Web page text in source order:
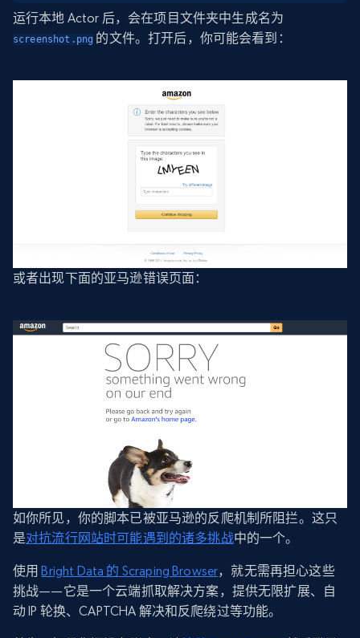
运行本地 Actor 后，会在项目文件夹中生成名为
screenshot.png 的文件。打开后，你可能会看到：
或者出现下面的亚马逊错误页面：
如你所见，你的脚本已被亚马逊的反爬机制所阻拦。这只
是对抗流行网站时可能遇到的诸多挑战中的一个。
使用Bright Data 的 Scraping Browser，就无需再担心这些
挑战——它是一个云端抓取解决方案，提供无限扩展、自
动 IP 轮换、CAPTCHA 解决和反爬绕过等功能。